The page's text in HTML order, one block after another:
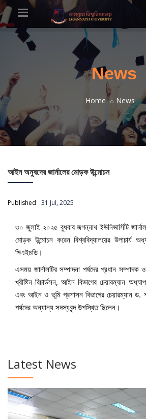
News
Home News
আইন অনুষদের জার্নালের মোড়ক উন্মোচন
Published 31 Jul, 2025
৩০ জুলাই ২০২৫ বুধবার জগন্নাথ ইউনিভার্সিটি
মোড়ক উন্মোচন করেন বিশ্ববিদ্যালয়ের উপাচার্য
পিএইচডি।
এসময় জার্নালটির সম্পাদনা পর্ষদের প্রধান
খ্রীষ্টিন রিচার্ডসন, আইন বিভাগের চেয়ারম্যান
এবং আইন ও ভূমি প্রশাসন বিভাগের চেয়ারম্যান ড.
পর্ষদের অন্যান্য সদস্যবৃন্দ উপস্থিত ছিলেন।
Latest News